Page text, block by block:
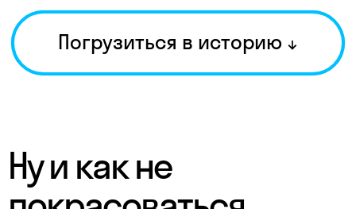
клубы
−20% на книги
days off